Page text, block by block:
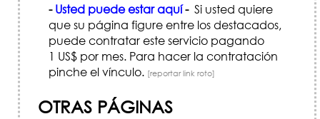
- Usted puede estar aquí-Si usted quiere
que su página figure entre los destacados,
puede contratar este servicio pagando
1 US$ por mes. Para hacer la contratación
pinche el vínculo. [reportar link roto]
OTRAS PÁGINAS